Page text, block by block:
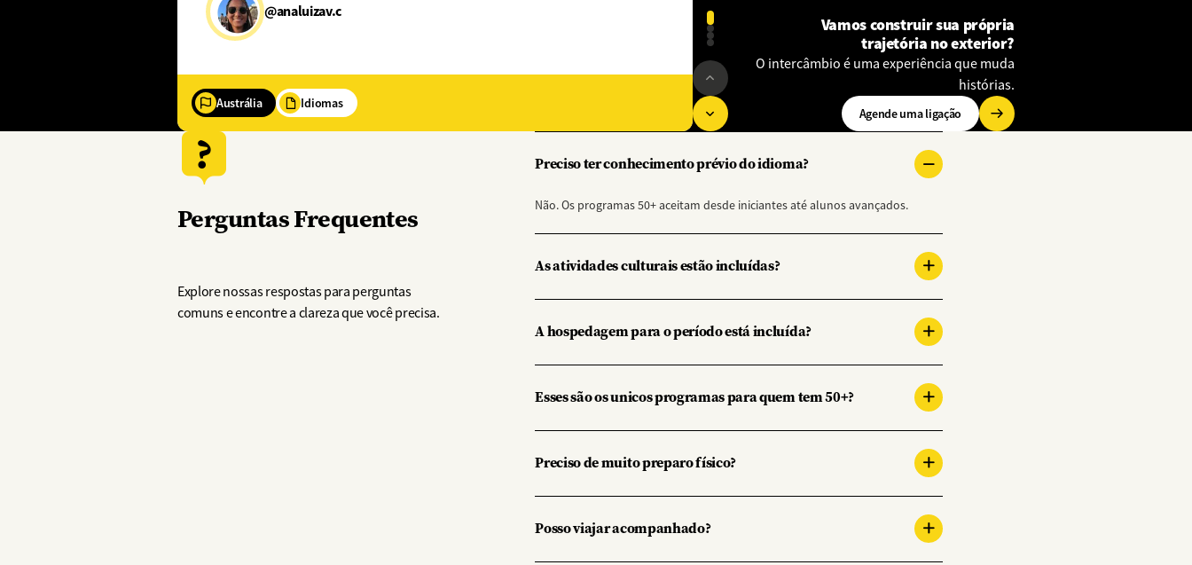
@analuizav.c
Austrália Idiomas
Previous
Next
Vamos construir sua própria
trajetória no exterior?
O intercâmbio é uma experiência que muda
histórias.
Agende uma ligação
Perguntas Frequentes
Explore nossas respostas para perguntas
comuns e encontre a clareza que você precisa.
Preciso ter conhecimento prévio do idioma?
Não. Os programas 50+ aceitam desde iniciantes até alunos avançados.
As atividades culturais estão incluídas?
A hospedagem para o período está incluída?
Esses são os unicos programas para quem tem 50+?
Preciso de muito preparo físico?
Posso viajar acompanhado?